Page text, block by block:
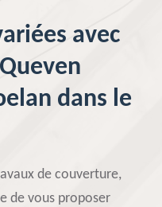
avec
dans le
de couverture,
de vous proposer